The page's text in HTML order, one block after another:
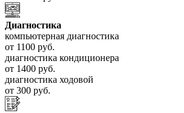
Диагностика
компьютерная диагностика
от 1100 руб.
диагностика кондиционера
от 1400 руб.
диагностика ходовой
от 300 руб.